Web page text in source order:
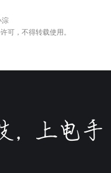
淙
可，不得转载使用。